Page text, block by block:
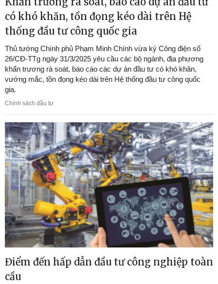
có khó khăn, tồn đọng kéo dài trên Hệ
thống đầu tư công quốc gia
Thủ tướng Chính phủ Phạm Minh Chính vừa ký Công điện số
26/CĐ-TTg ngày 31/3/2025 yêu cầu các bộ ngành, địa phương
khẩn trương rà soát, báo cáo các dự án đầu tư có khó khăn,
vướng mắc, tồn đọng kéo dài trên Hệ thống đầu tư công quốc
gia.
Chính sách đầu tư
Điểm đến hấp dẫn đầu tư công nghiệp toàn
cầu